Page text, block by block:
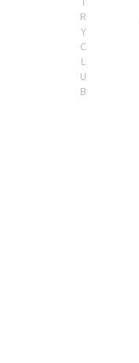
R
Y
C
L
U
B